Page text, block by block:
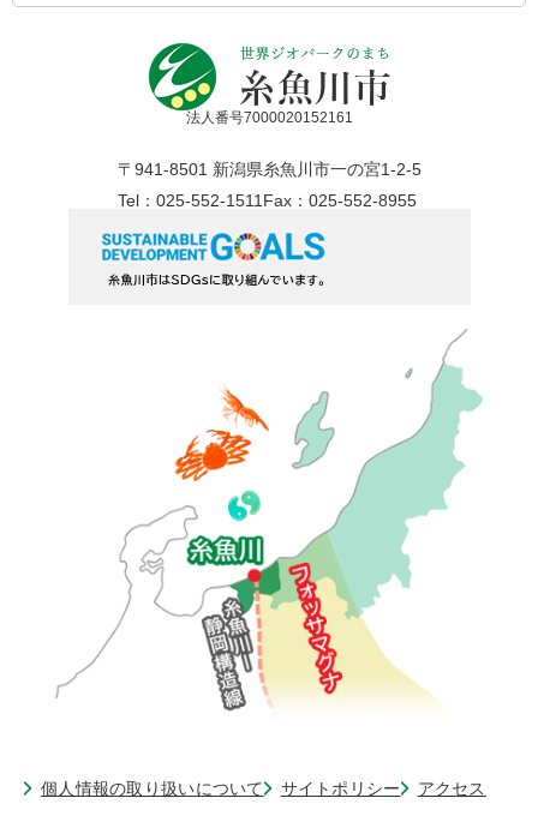
法人番号7000020152161
〒941-8501 新潟県糸魚川市一の宮1-2-5
Tel：025-552-1511 Fax：025-552-8955
個人情報の取り扱いについて サイトポリシー アクセス